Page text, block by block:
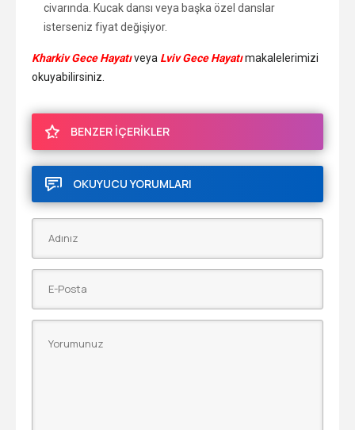
civarında. Kucak dansı veya başka özel danslar
isterseniz fiyat değişiyor.
Kharkiv Gece Hayatıveya Lviv Gece Hayatımakalelerimizi
okuyabilirsiniz.
BENZER İÇERİKLER
OKUYUCU YORUMLARI